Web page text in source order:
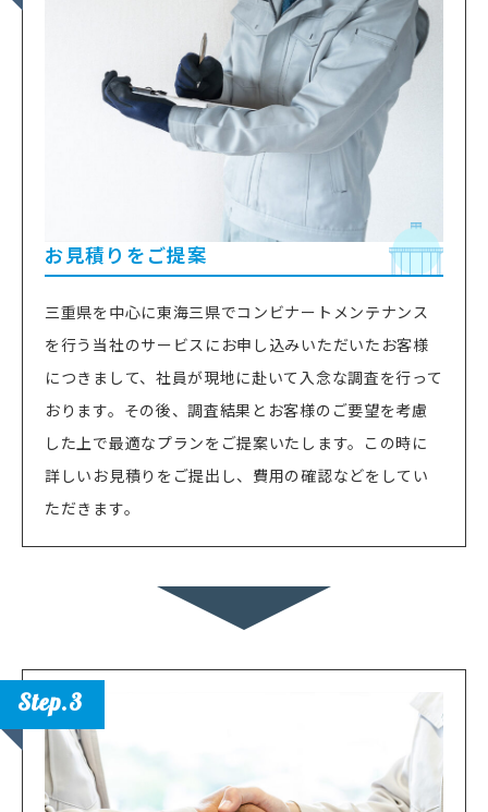
お見積りをご提案
三重県を中心に東海三県でコンビナートメンテナンス
を行う当社のサービスにお申し込みいただいたお客様
につきまして、社員が現地に赴いて入念な調査を行って
おります。その後、調査結果とお客様のご要望を考慮
した上で最適なプランをご提案いたします。この時に
詳しいお見積りをご提出し、費用の確認などをしてい
ただきます。
Step.3